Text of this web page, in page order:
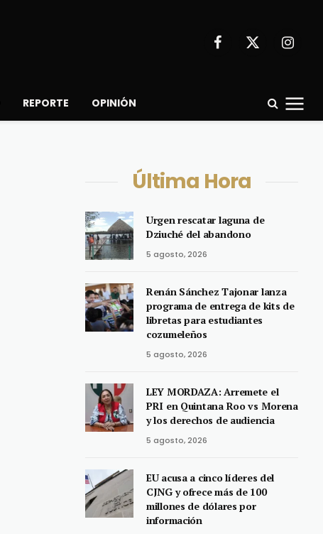
Facebook
X
REPORTE OPINIÓN
Última Hora
Urgen rescatar laguna de
Dziuché del abandono
5 agosto, 2026
Renán Sánchez Tajonar lanza
programa de entrega de kits de
libretas para estudiantes
cozumeleños
5 agosto, 2026
LEY MORDAZA: Arremete el
PRI en Quintana Roo vs Morena
y los derechos de audiencia
5 agosto, 2026
EU acusa a cinco líderes del
CJNG y ofrece más de 100
millones de dólares por
información